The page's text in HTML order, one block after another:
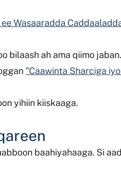
Wasaaradda
bilaash ah ama qiimo
"Caawinta Sharciga
yihiin kiiskaaga.
baahiyahaaga. Si